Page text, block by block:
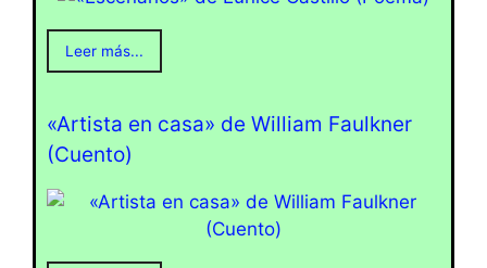
Leer más...
«Artista en casa» de William Faulkner
(Cuento)